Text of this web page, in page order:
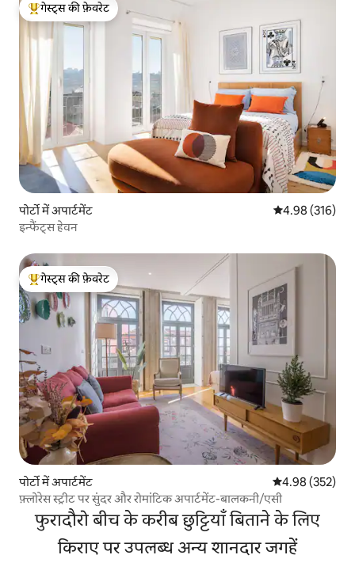
गेस्ट्स का टॉप फ़ेवरेट
गेस्ट्स की फ़ेवरेट
पोर्टो में अपार्टमेंट औसत रेटिंग 5 में से
4.98 (316)
इन्फैंट्स हेवन
गेस्ट्स का टॉप फ़ेवरेट
गेस्ट्स की फ़ेवरेट
पोर्टो में अपार्टमेंट औसत रेटिंग 5 में से
4.98 (352)
फ़्लोरेस स्ट्रीट पर सुंदर और रोमांटिक अपार्टमेंट-बालकनी/एसी
फुरादौरो बीच के करीब छुट्टियाँ बिताने के लिए
किराए पर उपलब्ध अन्य शानदार जगहें